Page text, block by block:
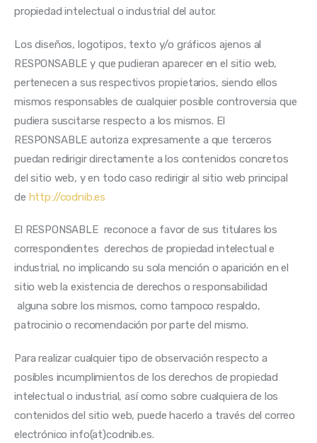
propiedad intelectual o industrial del autor.
Los diseños, logotipos, texto y/o gráficos ajenos al
RESPONSABLE y que pudieran aparecer en el sitio web,
pertenecen a sus respectivos propietarios, siendo ellos
mismos responsables de cualquier posible controversia que
pudiera suscitarse respecto a los mismos. El
RESPONSABLE autoriza expresamente a que terceros
puedan redirigir directamente a los contenidos concretos
del sitio web, y en todo caso redirigir al sitio web principal
de http://codnib.es
El RESPONSABLE  reconoce a favor de sus titulares los
correspondientes  derechos de propiedad intelectual e
industrial, no implicando su sola mención o aparición en el
sitio web la existencia de derechos o responsabilidad
alguna sobre los mismos, como tampoco respaldo,
patrocinio o recomendación por parte del mismo.
Para realizar cualquier tipo de observación respecto a
posibles incumplimientos de los derechos de propiedad
intelectual o industrial, así como sobre cualquiera de los
contenidos del sitio web, puede hacerlo a través del correo
electrónico info(at)codnib.es.